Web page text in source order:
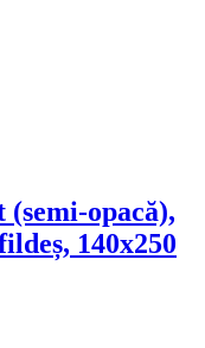
(semi-opacă),
140x250